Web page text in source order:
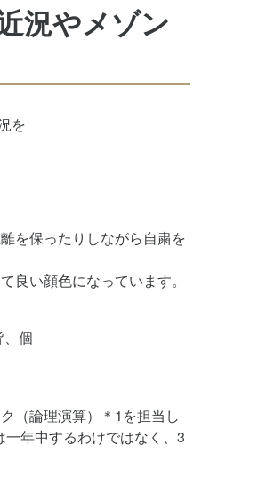
況やメゾン
を
を保ったりしながら自粛を
良い顔色になっています。
個
（論理演算）＊1を担当し
年中するわけではなく、3